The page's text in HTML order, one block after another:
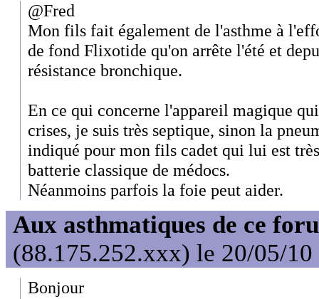
@Fred
Mon fils fait également de l'asthme à
de fond Flixotide qu'on arrête l'été et
résistance bronchique.
En ce qui concerne l'appareil magique
crises, je suis très septique, sinon la
indiqué pour mon fils cadet qui lui est
batterie classique de médocs.
Néanmoins parfois la foie peut aider.
Aux asthmatiques de ce
(88.175.252.xxx) le 20/05/10
Bonjour